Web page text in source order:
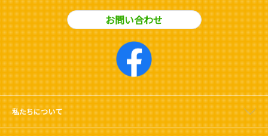
お問い合わせ
私たちについて